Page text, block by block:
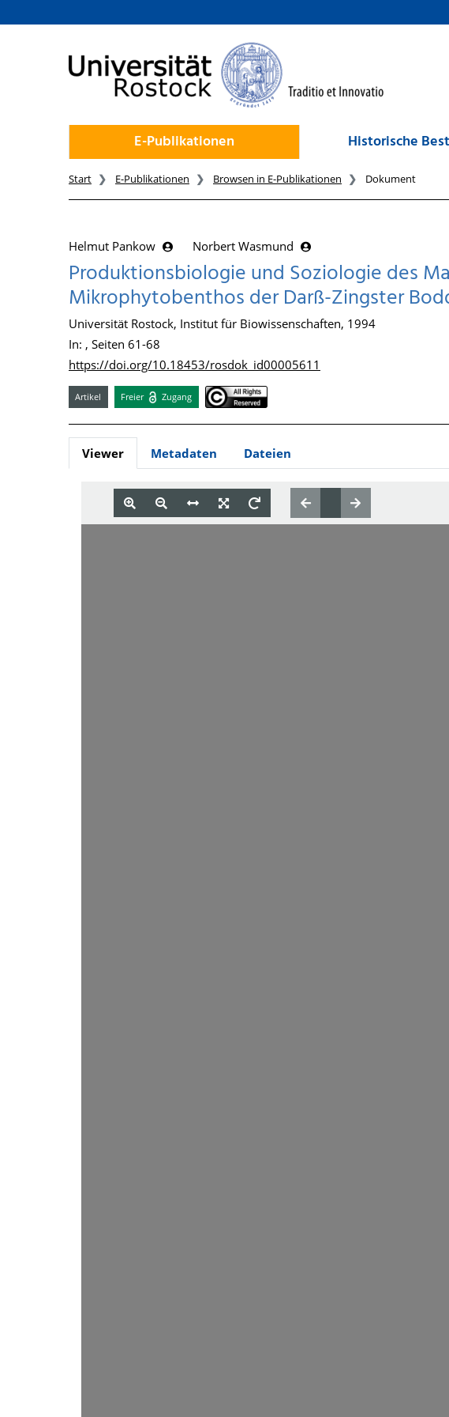
zum Inhalt
E-Publikationen Historische
Start E-Publikationen Browsen in E-Publikationen Dokument
Helmut Pankow Norbert Wasmund
Produktionsbiologie und Soziologie des
Mikrophytobenthos der Darß-Zingster
Universität Rostock, Institut für Biowissenschaften, 1994
In: , Seiten 61-68
https://doi.org/10.18453/rosdok_id00005611
Artikel Freier Zugang
Viewer Metadaten Dateien